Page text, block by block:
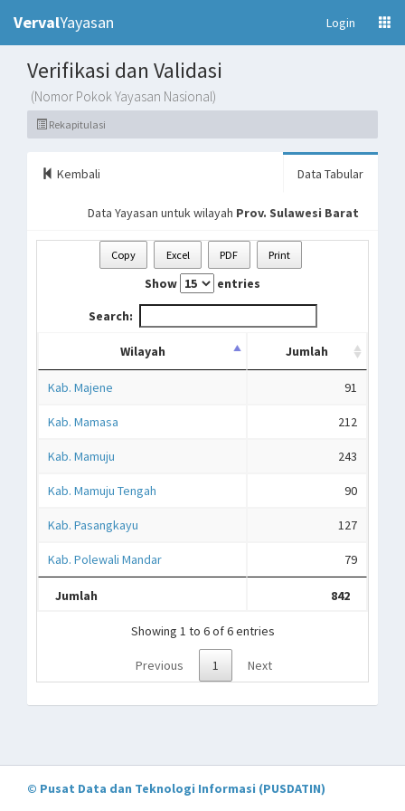
VervalYayasan Login (current)
Verifikasi dan Validasi
(Nomor Pokok Yayasan Nasional)
Rekapitulasi
Data Tabular
Kembali
Data Yayasan untuk wilayah Prov. Sulawesi Barat
Copy Excel PDF Print
Show
entries
Search:
Wilayah Jumlah
Kab. Majene 91
Kab. Mamasa 212
Kab. Mamuju 243
Kab. Mamuju Tengah 90
Kab. Pasangkayu 127
Kab. Polewali Mandar 79
Jumlah 842
Showing 1 to 6 of 6 entries
Previous 1 Next
© Pusat Data dan Teknologi Informasi (PUSDATIN)